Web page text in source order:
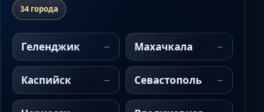
34 города
Геленджик Махачкала
Каспийск Севастополь